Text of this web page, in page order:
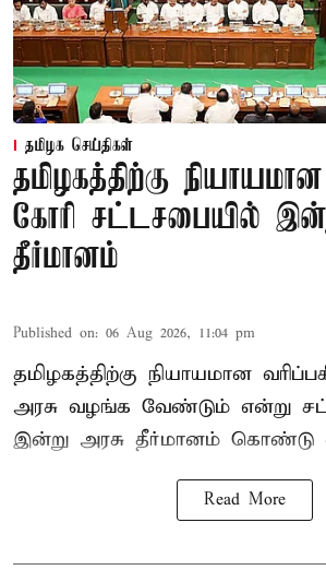
தமிழக செய்திகள்
தமிழகத்திற்கு நியாயமான
கோரி சட்டசபையில்
தீர்மானம்
Published on: 06 Aug 2026, 11:04 pm
தமிழகத்திற்கு நியாயமான
அரசு வழங்க வேண்டும் என்று
இன்று அரசு தீர்மானம் கொண்டு
Read More